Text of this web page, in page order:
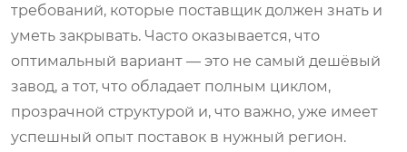
требований, которые поставщик должен знать и
уметь закрывать. Часто оказывается, что
оптимальный вариант — это не самый дешёвый
завод, а тот, что обладает полным циклом,
прозрачной структурой и, что важно, уже имеет
успешный опыт поставок в нужный регион.